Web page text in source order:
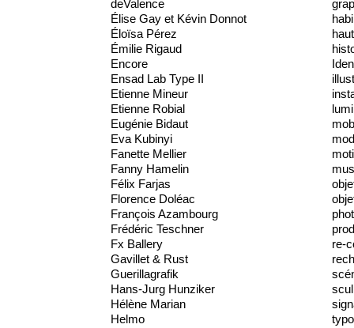
deValence
Élise Gay et Kévin Donnot
Éloïsa Pérez
Émilie Rigaud
Encore
Ensad Lab Type II
Etienne Mineur
Etienne Robial
Eugénie Bidaut
Eva Kubinyi
Fanette Mellier
Fanny Hamelin
Félix Farjas
Florence Doléac
François Azambourg
Frédéric Teschner
Fx Ballery
Gavillet & Rust
Guerillagrafik
Hans-Jurg Hunziker
Hélène Marian
Helmo
re-